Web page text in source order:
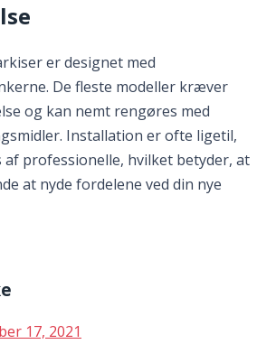
er designet med
De fleste modeller kræver
og kan nemt rengøres med
Installation er ofte ligetil,
professionelle, hvilket betyder, at
at nyde fordelene ved din nye
17, 2021